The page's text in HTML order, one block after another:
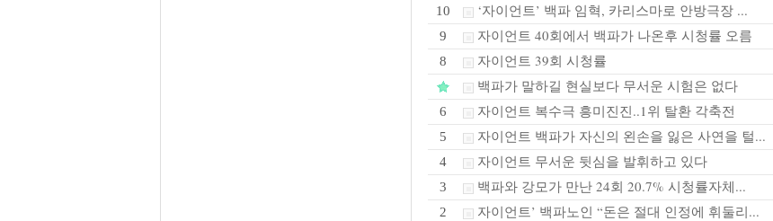
10
‘자이언트’ 백파 임혁, 카리스마로 안방극장 ...
9
자이언트 40회에서 백파가 나온후 시청률 오름
8
자이언트 39회 시청률
백파가 말하길 현실보다 무서운 시험은 없다
6
자이언트 복수극 흥미진진..1위 탈환 각축전
5
자이언트 백파가 자신의 왼손을 잃은 사연을 털...
4
자이언트 무서운 뒷심을 발휘하고 있다
3
백파와 강모가 만난 24회 20.7% 시청률자체...
2
자이언트’ 백파노인 “돈은 절대 인정에 휘둘리...